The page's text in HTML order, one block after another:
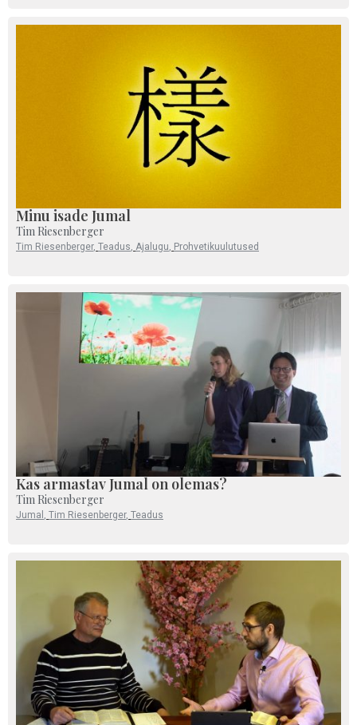
Minu isade Jumal
Tim Riesenberger
Tim Riesenberger, Teadus, Ajalugu, Prohvetikuulutused
Kas armastav Jumal on olemas?
Tim Riesenberger
Jumal Tim Riesenberger, Teadus